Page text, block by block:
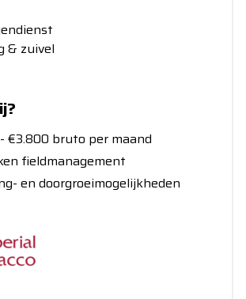
& zuivel
€3.800 bruto per maand
fieldmanagement
en doorgroeimogelijkheden